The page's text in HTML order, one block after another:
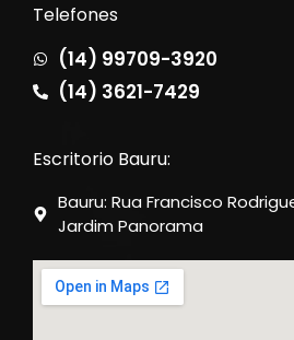
Telefones
(14) 99709-3920
(14) 3621-7429
Escritorio Bauru:
Bauru: Rua Francisco
Jardim Panorama